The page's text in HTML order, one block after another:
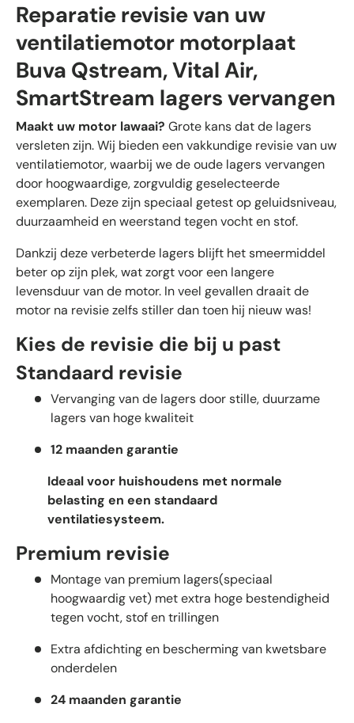
Reparatie revisie van uw
ventilatiemotor motorplaat
Buva Qstream, Vital Air,
SmartStream lagers vervangen
Maakt uw motor lawaai? Grote kans dat de lagers
versleten zijn. Wij bieden een vakkundige revisie van uw
ventilatiemotor, waarbij we de oude lagers vervangen
door hoogwaardige, zorgvuldig geselecteerde
exemplaren. Deze zijn speciaal getest op geluidsniveau,
duurzaamheid en weerstand tegen vocht en stof.
Dankzij deze verbeterde lagers blijft het smeermiddel
beter op zijn plek, wat zorgt voor een langere
levensduur van de motor. In veel gevallen draait de
motor na revisie zelfs stiller dan toen hij nieuw was!
Kies de revisie die bij u past
Standaard revisie
Vervanging van de lagers door stille, duurzame
lagers van hoge kwaliteit
12 maanden garantie
Ideaal voor huishoudens met normale
belasting en een standaard
ventilatiesysteem.
Premium revisie
Montage van premium lagers(speciaal
hoogwaardig vet) met extra hoge bestendigheid
tegen vocht, stof en trillingen
Extra afdichting en bescherming van kwetsbare
onderdelen
24 maanden garantie